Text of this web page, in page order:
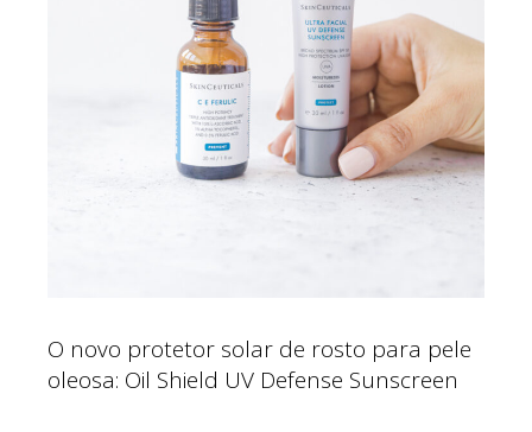
O novo protetor solar de rosto para pele
oleosa: Oil Shield UV Defense Sunscreen